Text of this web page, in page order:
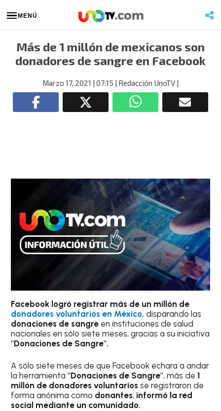
MENÚ
Más de 1 millón de mexicanos son
donadores de sangre en Facebook
Marzo 17, 2021 | 07:15 | Redacción UnoTV |
Facebook logró registrar más de un millón de
donadores voluntarios en México, disparando las
donaciones de sangre en instituciones de salud
nacionales en sólo siete meses, gracias a su iniciativa
"Donaciones de Sangre".
A sólo siete meses de que Facebook echara a andar
la herramienta"Donaciones de Sangre", más de1
millón de donadores voluntarios se registraron de
forma anónima como donantes, informó la red
social mediante un comunidado.